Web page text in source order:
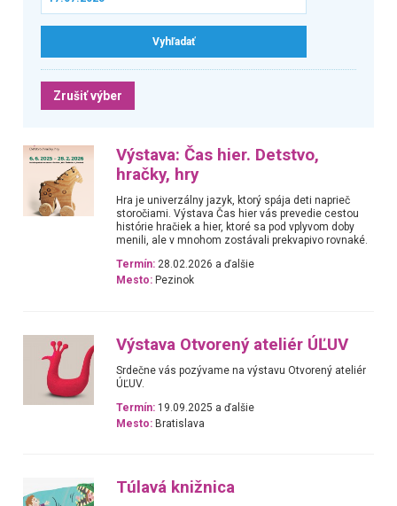
Zrušiť výber
Výstava: Čas hier. Detstvo,
hračky, hry
Hra je univerzálny jazyk, ktorý spája deti naprieč
storočiami. Výstava Čas hier vás prevedie cestou
histórie hračiek a hier, ktoré sa pod vplyvom doby
menili, ale v mnohom zostávali prekvapivo rovnaké.
Termín: 28.02.2026 a ďalšie
Mesto: Pezinok
Výstava Otvorený ateliér ÚĽUV
Srdečne vás pozývame na výstavu Otvorený ateliér
ÚĽUV.
Termín: 19.09.2025 a ďalšie
Mesto: Bratislava
Túlavá knižnica